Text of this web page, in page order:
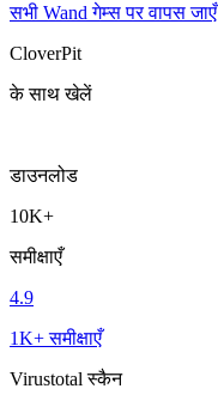
सभी Wand गेम्स पर वापस जाएँ
CloverPit
के साथ खेलें
डाउनलोड
10K+
समीक्षाएँ
4.9
1K+ समीक्षाएँ
Virustotal स्कैन